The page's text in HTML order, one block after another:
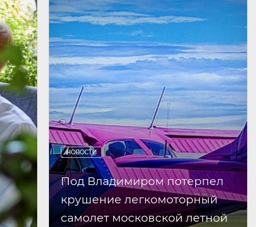
НОВОСТИ
Под Владимиром потерпел
крушение легкомоторный
самолет московской летной